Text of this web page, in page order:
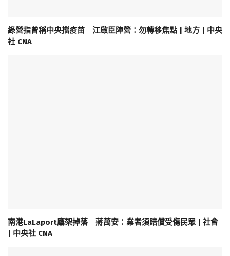
綠營指曾稱中央擋疫苗 江啟臣陣營：勿轉移焦點 | 地方 | 中央
社 CNA
南港LaLaport鷹架掉落 蔣萬安：業者須賠償受傷民眾 | 社會
| 中央社 CNA